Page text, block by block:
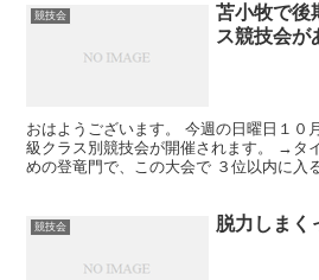
競技会
苫小牧で後
ス競技会が
おはようございます。 今週の日曜日１０
級クラス別競技会が開催されます。 →タ
めの登竜門で、この大会で ３位以内に入
競技会 脱力しまく